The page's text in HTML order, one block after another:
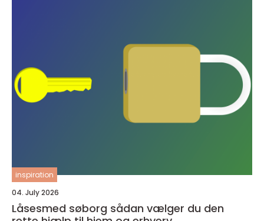
inspiration
04. July 2026
Låsesmed søborg sådan vælger du den